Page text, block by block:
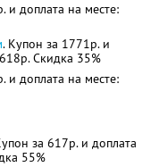
и доплата на месте:
. Купон за 1771р. и
Скидка 35%
и доплата на месте:
за 617р. и доплата
55%